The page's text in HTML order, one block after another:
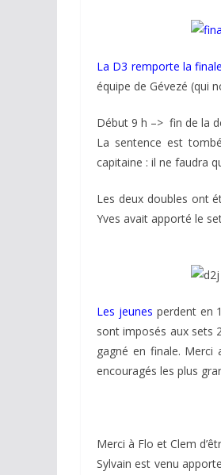
La D3 remporte la
équipe de Gévezé (qui
Début 9 h –> fin de la
La sentence est
capitaine : il ne faudra
Les deux doubles ont
Yves avait apporté le
Les jeunes perdent en
sont imposés aux sets
gagné en finale.
encouragés les plus
Merci à Flo et Clem
Sylvain est venu